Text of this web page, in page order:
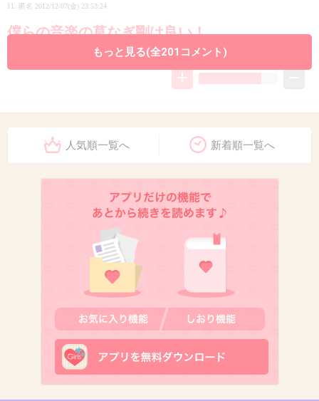
11. 匿名 2012/12/07(金) 23:53:24
僕らの音楽の草なぎ剛は良い！
+110
福山雅治さん
出典：userdisk.webry.biglobe.ne.jp
2012/12/07(金) 23:53:40
もっと見る(全201コメント)
人気順一覧へ 新着順一覧へ